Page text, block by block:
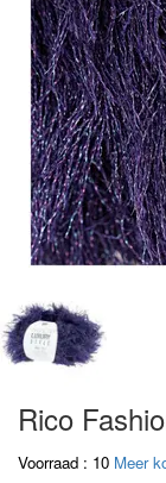
Rico
Voorraad : 10 Meer